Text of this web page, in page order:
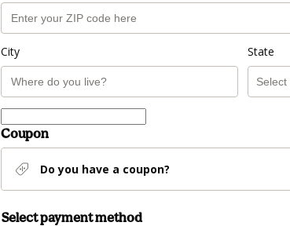
City State
Coupon
Do you have a coupon?
Select payment method